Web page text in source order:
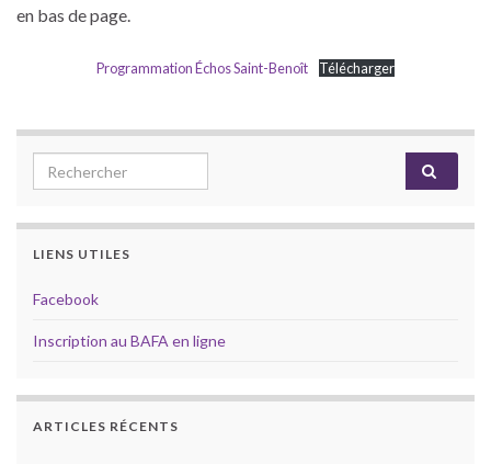
en bas de page.
Programmation Échos Saint-Benoît Télécharger
Search for:
LIENS UTILES
Facebook
Inscription au BAFA en ligne
ARTICLES RÉCENTS